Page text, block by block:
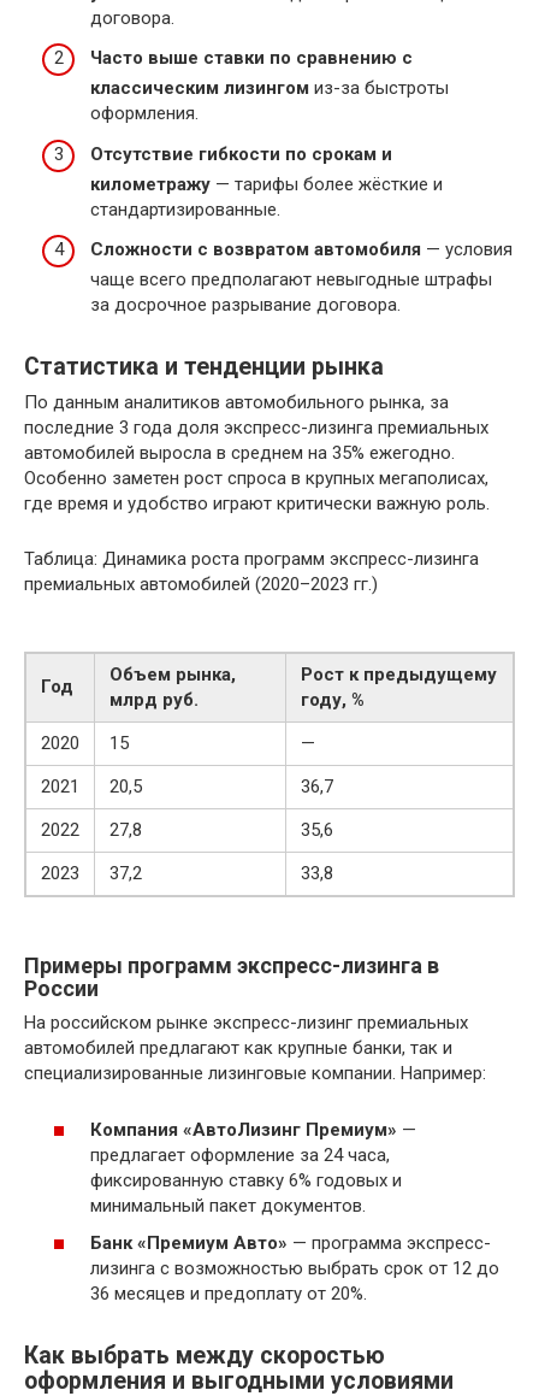
договора.
Часто выше ставки по сравнению с
классическим лизингом из-за быстроты
оформления.
Отсутствие гибкости по срокам и
километражу — тарифы более жёсткие и
стандартизированные.
Сложности с возвратом автомобиля — условия
чаще всего предполагают невыгодные штрафы
за досрочное разрывание договора.
Статистика и тенденции рынка
По данным аналитиков автомобильного рынка, за
последние 3 года доля экспресс-лизинга премиальных
автомобилей выросла в среднем на 35% ежегодно.
Особенно заметен рост спроса в крупных мегаполисах,
где время и удобство играют критически важную роль.
Таблица: Динамика роста программ экспресс-лизинга
премиальных автомобилей (2020–2023 гг.)
Год
Объем рынка,
млрд руб.
Рост к предыдущему
году, %
2020
15
—
2021
20,5
36,7
2022
27,8
35,6
2023
37,2 33,8
Примеры программ экспресс-лизинга в
России
На российском рынке экспресс-лизинг премиальных
автомобилей предлагают как крупные банки, так и
специализированные лизинговые компании. Например:
Компания «АвтоЛизинг Премиум» —
предлагает оформление за 24 часа,
фиксированную ставку 6% годовых и
минимальный пакет документов.
Банк «Премиум Авто» — программа экспресс-
лизинга с возможностью выбрать срок от 12 до
36 месяцев и предоплату от 20%.
Как выбрать между скоростью
оформления и выгодными условиями